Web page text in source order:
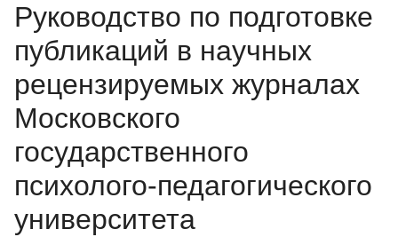
Руководство по подготовке
публикаций в научных
рецензируемых журналах
Московского
государственного
психолого-педагогического
университета